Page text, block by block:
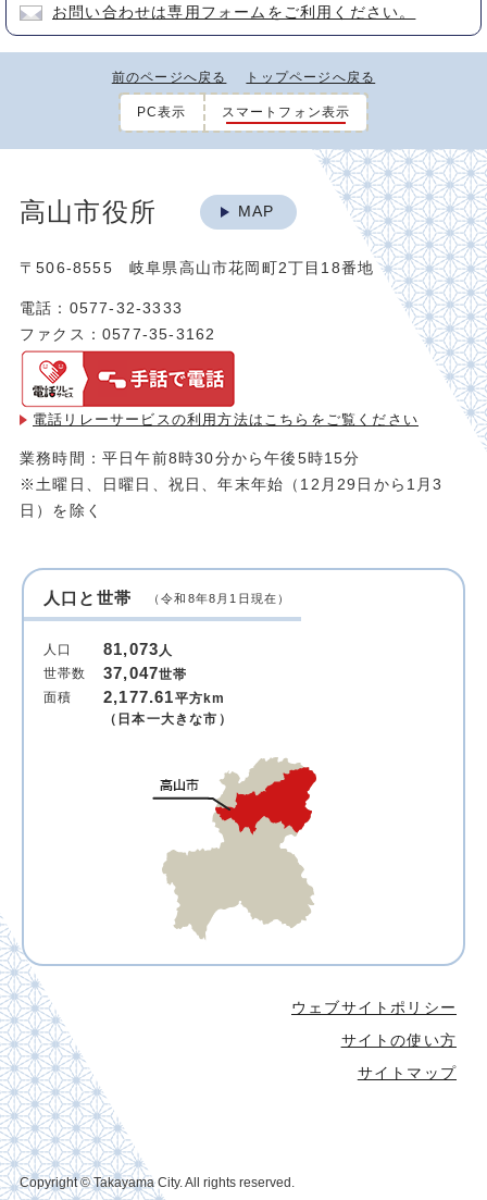
お問い合わせは専用フォームをご利用ください。
前のページへ戻る トップページへ戻る
PC表示 スマートフォン表示
高山市役所 MAP
〒506-8555 岐阜県高山市花岡町2丁目18番地
電話：0577-32-3333
ファクス：0577-35-3162
電話リレーサービスの利用方法は こちらをご覧ください
業務時間：平日午前8時30分から午後5時15分
※土曜日、日曜日、祝日、年末年始（12月29日から1月3
日）を除く
人口と世帯 （令和8年8月1日現在）
人口 81,073人
世帯数
37,047世帯
面積
2,177.61平方km
（日本一大きな市）
ウェブサイトポリシー
サイトの使い方
サイトマップ
Copyright © Takayama City. All rights reserved.